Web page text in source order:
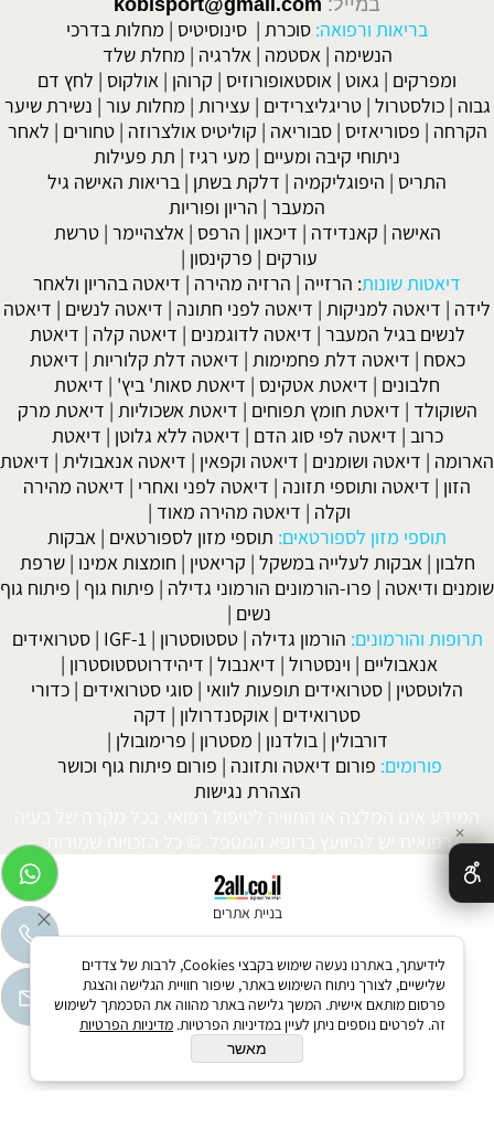
בריאות ורפואה: סוכרת | סינוסיטיס | מחלות בדרכי
הנשימה | אסטמה | אלרגיה | מחלת שלד
ומפרקים | גאוט | אוסטאופורוזיס | קרוהן | אולקוס | לחץ דם
גבוה |כולסטרול |טריגליצרידים | עצירות | מחלות עור | נשירת שיער
הקרחה | פסוריאזיס |סבוריאה | קוליטיס אולצרוזה |טחורים | לאחר
ניתוחי קיבה ומעיים | מעי רגיז | תת פעילות
התריס | היפוגליקמיה | דלקת בשתן | בריאות האישה גיל
המעבר | הריון ופוריות
האישה | קאנדידה | דיכאון | הרפס | אלצהיימר |טרשת
עורקים | פרקינסון |
דיאטות שונות: הרזייה | הרזיה מהירה | דיאטה בהריון ולאחר
לידה | דיאטה למניקות | דיאטה לפני חתונה | דיאטה לנשים | דיאטה
לנשים בגיל המעבר | דיאטה לדוגמנים | דיאטה קלה | דיאטת
כאסח | דיאטה דלת פחמימות | דיאטה דלת קלוריות | דיאטת
חלבונים | דיאטת אטקינס | דיאטת סאות' ביץ' | דיאטת
השוקולד | דיאטת חומץ תפוחים | דיאטת אשכוליות | דיאטת מרק
כרוב | דיאטה לפי סוג הדם | דיאטה ללא גלוטן | דיאטת
הארומה | דיאטה ושומנים | דיאטה וקפאין | דיאטה אנאבולית | דיאטת
הזון | דיאטה ותוספי תזונה | דיאטה לפני ואחרי | דיאטה מהירה
וקלה | דיאטה מהירה מאוד |
תוספי מזון לספורטאים: תוספי מזון לספורטאים | אבקות
חלבון | אבקות לעלייה במשקל | קריאטין | חומצות אמינו |שרפת
שומנים ודיאטה | פרו-הורמונים הורמוני גדילה | פיתוח גוף | פיתוח גוף
נשים |
תרופות והורמונים: הורמון גדילה |טסטוסטרון |
IGF-1
|סטרואידים
אנאבוליים | וינסטרול | דיאנבול | דיהידרוטסטוסטרון |
הלוטסטין | סטרואידים תופעות לוואי | סוגי סטרואידים | כדורי
סטרואידים | אוקסנדרולון | דקה
דורבולין | בולדנון | מסטרון | פרימובולן |
פורומים: פורום דיאטה ותזונה | פורום פיתוח גוף וכושר
הצהרת נגישות
המידע אינו המלצה או התוויה לטיפול רפואי. בכל מקרה של בעיה
רפואית יש להיוועץ ברופא המטפל. © כל הזכויות שמורות.
בניית אתרים
✕
לידיעתך, באתרנו נעשה שימוש בקבצי Cookies, לרבות של צדדים
שלישיים, לצורך ניתוח השימוש באתר, שיפור חוויית הגלישה והצגת
פרסום מותאם אישית. המשך גלישה באתר מהווה את הסכמתך לשימוש
זה. לפרטים נוספים ניתן לעיין במדיניות הפרטיות. מדיניות הפרטיות
מאשר